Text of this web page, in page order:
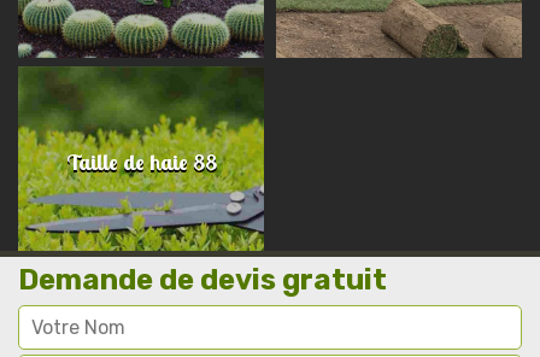
Taille de haie 88
Demande de devis gratuit